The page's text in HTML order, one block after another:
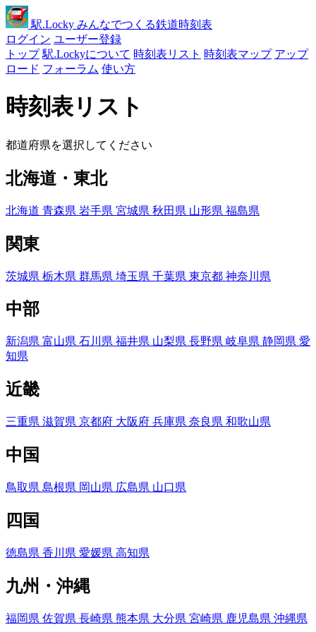
駅.Locky みんなでつくる鉄道時刻表
ログイン ユーザー登録
トップ 駅.Lockyについて 時刻表リスト 時刻表マップ アップ
ロード フォーラム 使い方
時刻表リスト
都道府県を選択してください
北海道・東北
北海道 青森県 岩手県 宮城県 秋田県 山形県 福島県
関東
茨城県 栃木県 群馬県 埼玉県 千葉県 東京都 神奈川県
中部
新潟県 富山県 石川県 福井県 山梨県 長野県 岐阜県 静岡県 愛
知県
近畿
三重県 滋賀県 京都府 大阪府 兵庫県 奈良県 和歌山県
中国
鳥取県 島根県 岡山県 広島県 山口県
四国
徳島県 香川県 愛媛県 高知県
九州・沖縄
福岡県 佐賀県 長崎県 熊本県 大分県 宮崎県 鹿児島県 沖縄県